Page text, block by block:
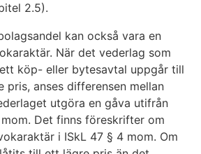
2.5).
kan också vara en
När det vederlag som
köp- eller bytesavtal uppgår till
anses differensen mellan
utgöra en gåva utifrån
Det finns föreskrifter om
i ISkL 47 § 4 mom. Om